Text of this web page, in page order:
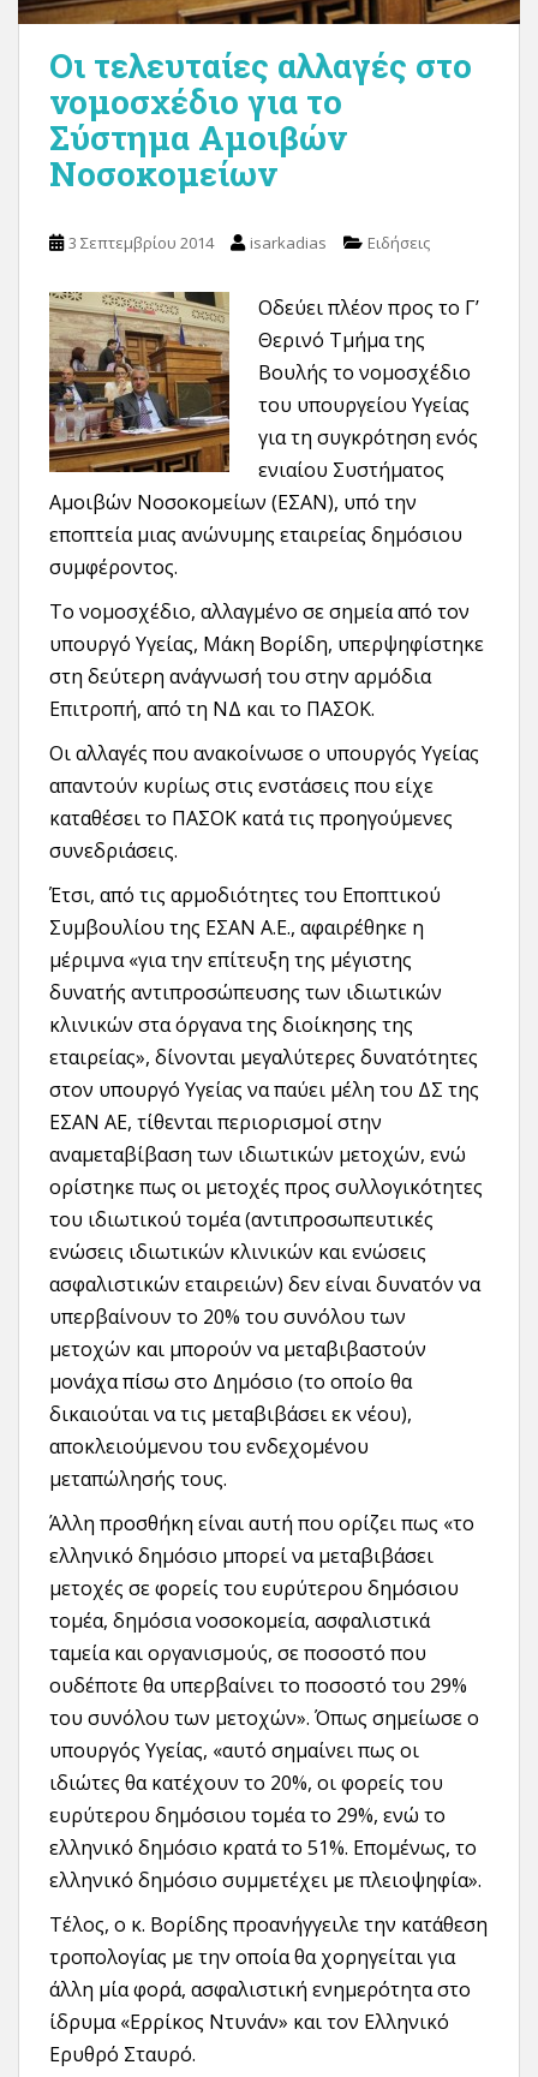
Οι τελευταίες αλλαγές στο
νομοσχέδιο για το
Σύστημα Αμοιβών
Νοσοκομείων
3 Σεπτεμβρίου 2014 isarkadias Ειδήσεις
Οδεύει πλέον προς το Γ’
Θερινό Τμήμα της
Βουλής το νομοσχέδιο
του υπουργείου Υγείας
για τη συγκρότηση ενός
ενιαίου Συστήματος
Αμοιβών Νοσοκομείων (ΕΣΑΝ), υπό την
εποπτεία μιας ανώνυμης εταιρείας δημόσιου
συμφέροντος.
Το νομοσχέδιο, αλλαγμένο σε σημεία από τον
υπουργό Υγείας, Μάκη Βορίδη, υπερψηφίστηκε
στη δεύτερη ανάγνωσή του στην αρμόδια
Επιτροπή, από τη ΝΔ και το ΠΑΣΟΚ.
Οι αλλαγές που ανακοίνωσε ο υπουργός Υγείας
απαντούν κυρίως στις ενστάσεις που είχε
καταθέσει το ΠΑΣΟΚ κατά τις προηγούμενες
συνεδριάσεις.
Έτσι, από τις αρμοδιότητες του Εποπτικού
Συμβουλίου της ΕΣΑΝ Α.Ε., αφαιρέθηκε η
μέριμνα «για την επίτευξη της μέγιστης
δυνατής αντιπροσώπευσης των ιδιωτικών
κλινικών στα όργανα της διοίκησης της
εταιρείας», δίνονται μεγαλύτερες δυνατότητες
στον υπουργό Υγείας να παύει μέλη του ΔΣ της
ΕΣΑΝ ΑΕ, τίθενται περιορισμοί στην
αναμεταβίβαση των ιδιωτικών μετοχών, ενώ
ορίστηκε πως οι μετοχές προς συλλογικότητες
του ιδιωτικού τομέα (αντιπροσωπευτικές
ενώσεις ιδιωτικών κλινικών και ενώσεις
ασφαλιστικών εταιρειών) δεν είναι δυνατόν να
υπερβαίνουν το 20% του συνόλου των
μετοχών και μπορούν να μεταβιβαστούν
μονάχα πίσω στο Δημόσιο (το οποίο θα
δικαιούται να τις μεταβιβάσει εκ νέου),
αποκλειούμενου του ενδεχομένου
μεταπώλησής τους.
Άλλη προσθήκη είναι αυτή που ορίζει πως «το
ελληνικό δημόσιο μπορεί να μεταβιβάσει
μετοχές σε φορείς του ευρύτερου δημόσιου
τομέα, δημόσια νοσοκομεία, ασφαλιστικά
ταμεία και οργανισμούς, σε ποσοστό που
ουδέποτε θα υπερβαίνει το ποσοστό του 29%
του συνόλου των μετοχών». Όπως σημείωσε ο
υπουργός Υγείας, «αυτό σημαίνει πως οι
ιδιώτες θα κατέχουν το 20%, οι φορείς του
ευρύτερου δημόσιου τομέα το 29%, ενώ το
ελληνικό δημόσιο κρατά το 51%. Επομένως, το
ελληνικό δημόσιο συμμετέχει με πλειοψηφία».
Τέλος, ο κ. Βορίδης προανήγγειλε την κατάθεση
τροπολογίας με την οποία θα χορηγείται για
άλλη μία φορά, ασφαλιστική ενημερότητα στο
ίδρυμα «Ερρίκος Ντυνάν» και τον Ελληνικό
Ερυθρό Σταυρό.